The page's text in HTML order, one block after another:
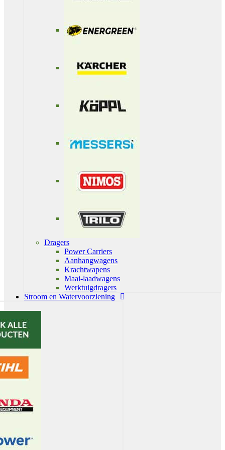
Dragers
Power Carriers
Aanhangwagens
Krachtwapens
Maai-laadwagens
Werktuigdragers
Stroom en Watervoorziening